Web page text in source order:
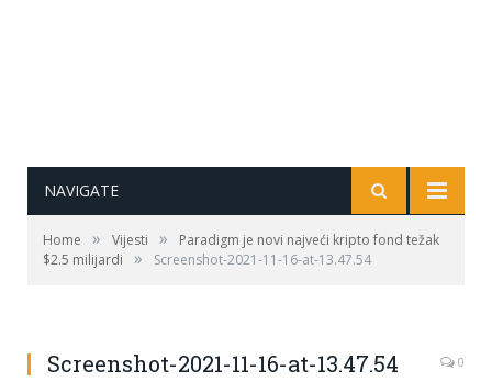
NAVIGATE
Home » Vijesti »
Paradigm je novi najveći kripto fond težak
$2.5 milijardi
» Screenshot-2021-11-16-at-13.47.54
Screenshot-2021-11-16-at-13.47.54 0